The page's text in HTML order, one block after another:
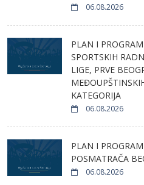
06.08.2026
PLAN I
SPORTSKIH
LIGE, PRVE
KATEGORIJA
06.08.2026
PLAN I
POSMATRAČA
06.08.2026